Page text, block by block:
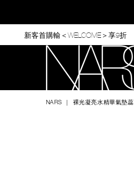
content
新客首購輸＜WELCOME＞享9折
NARS 裸光凝亮水精華氣墊蕊